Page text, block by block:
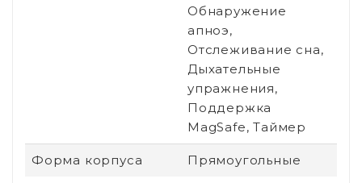
Обнаружение
апноэ,
Отслеживание сна,
Дыхательные
упражнения,
Поддержка
MagSafe, Таймер
Форма корпуса Прямоугольные